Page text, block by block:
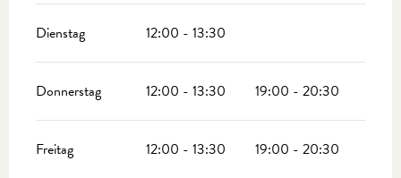
Dienstag 12:00 - 13:30
Donnerstag 12:00 - 13:30 19:00 - 20:30
Freitag 12:00 - 13:30 19:00 - 20:30